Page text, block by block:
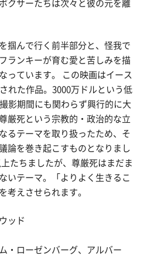
クサーたちは次々と彼の元を離
掴んで行く前半部分と、怪我で
ランキーが育む愛と苦しみを描
っています。 この映画はイース
れた作品。3000万ドルという低
影期間にも関わらず興行的に大
厳死という宗教的・政治的な立
るテーマを取り扱ったため、そ
論を巻き起こすものとなりまし
たちましたが、尊厳死はまだま
いテーマ。「よりよく生きるこ
考えさせられます。
ッド
・ローゼンバーグ、アルバー